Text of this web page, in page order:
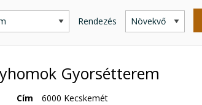
Rendezés
Gyorsétterem
Cím
6000 Kecskemét